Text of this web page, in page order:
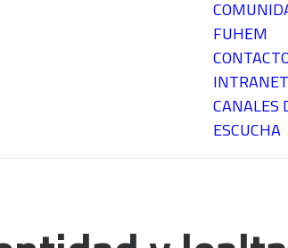
FUHEM
CANALES
ESCUCHA